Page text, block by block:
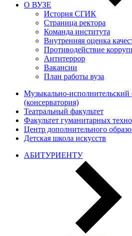
О ВУЗЕ
История СГИК
Страница ректора
Команда института
Внутренняя оценка
Противодействие
Антитеррор
Вакансии
План работы вуза
Музыкально-исполнительский
(консерватория)
Театральный факультет
Факультет гуманитарных
Центр дополнительного
Детская школа искусств
АБИТУРИЕНТУ